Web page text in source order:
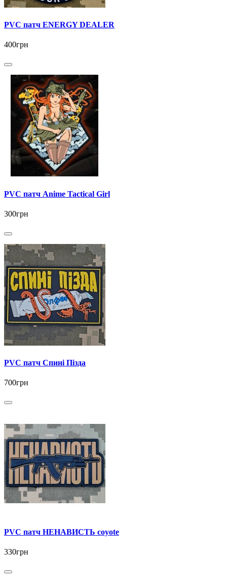
PVC патч ENERGY DEALER
400грн
PVC патч Anime Tactical Girl
300грн
PVC патч Спині Пізда
700грн
PVC патч НЕНАВИСТЬ coyote
330грн